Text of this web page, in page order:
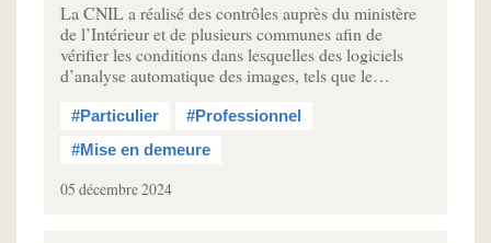
La CNIL a réalisé des contrôles auprès du ministère
de l’Intérieur et de plusieurs communes afin de
vérifier les conditions dans lesquelles des logiciels
d’analyse automatique des images, tels que le…
#Particulier
#Professionnel
#Mise en demeure
05 décembre 2024